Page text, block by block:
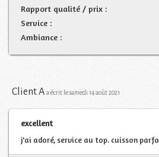
Rapport qualité / prix :
Service :
Ambiance :
Client A a écrit le samedi 14 août 2021
excellent
j'ai adoré, service au top. cuisson